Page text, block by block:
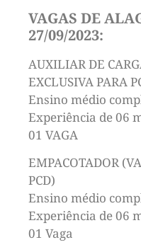
VAGAS DE
27/09/2023:
AUXILIAR DE
EXCLUSIVA PARA
Ensino médio
Experiência de 06
01 VAGA
EMPACOTADOR
PCD)
Ensino médio
Experiência de 06
01 Vaga